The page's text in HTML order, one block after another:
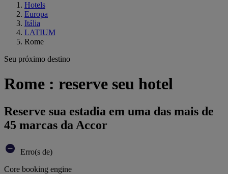
Hotels
Europa
Itália
LATIUM
Rome
Seu próximo destino
Rome : reserve seu hotel
Reserve sua estadia em uma das mais de
45 marcas da Accor
Erro(s de)
Core booking engine